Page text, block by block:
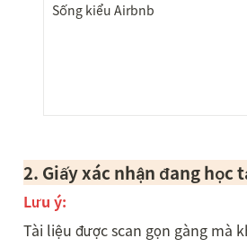
Sống kiểu Airbnb
2. Giấy xác nhận đang học
Lưu ý:
Tài liệu được scan gọn gàng mà